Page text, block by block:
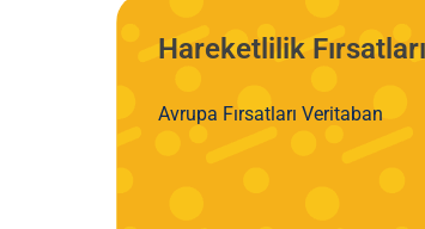
Hareketlilik Fırsatları
Avrupa Fırsatları Veritaban